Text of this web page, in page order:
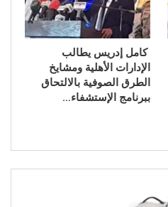
كامل إدريس يطالب
الإدارات الأهلية ومشايخ
الطرق الصوفية بالالتحاق
ببرنامج الإستشفاء…